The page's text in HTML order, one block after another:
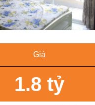
Giá
1.8 tỷ